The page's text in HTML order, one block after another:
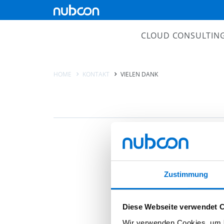
Zustimmung
Diese Webseite verwendet
Navigation
überspringen
CLOUD
HOME KONTAKT VIELEN DANK